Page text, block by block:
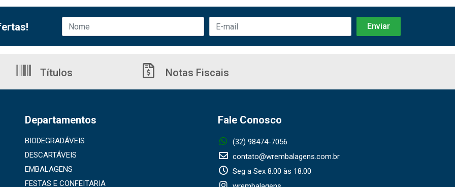
Títulos Notas Fiscais
Departamentos
BIODEGRADÁVEIS
DESCARTÁVEIS
EMBALAGENS
FESTAS E CONFEITARIA
Fale Conosco
(32) 98474-7056
contato@wrembalagens.com.br
Seg a Sex 8:00 às 18:00